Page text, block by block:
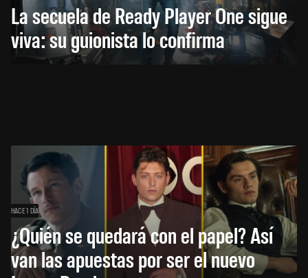
La secuela de Ready Player One sigue
viva: su guionista lo confirma
HACE 1 DÍA
¿Quién se quedará con el papel? Así
van las apuestas por ser el nuevo